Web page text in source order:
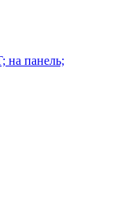
на панель;